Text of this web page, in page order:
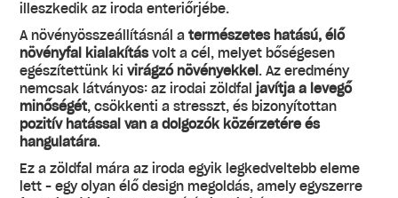
illeszkedik az iroda enteriőrjébe.
A növényösszeállításnál atermészetes hatású, élő
növényfal kialakításvolt a cél, melyet bőségesen
egészítettünk kivirágzó növényekkel . Az eredmény
nemcsak látványos: az irodai zöldfal
javítja a levegő
minőségét, csökkenti a stresszt, és bizonyítottan
pozitív hatással van a dolgozók közérzetére és
hangulatára.
Ez a zöldfal mára az iroda egyik legkedveltebb eleme
lett – egy olyan élő design megoldás, amely egyszerre